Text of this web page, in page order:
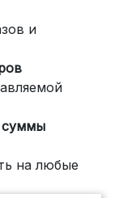
и
суммы
на любые